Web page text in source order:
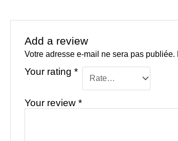
Add a review
Votre adresse e-mail ne sera pas publiée.
Your rating *
Your review *